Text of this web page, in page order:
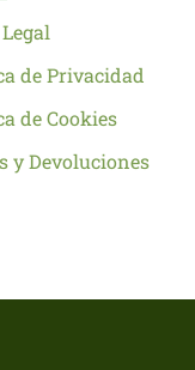
de Privacidad
de Cookies
y Devoluciones